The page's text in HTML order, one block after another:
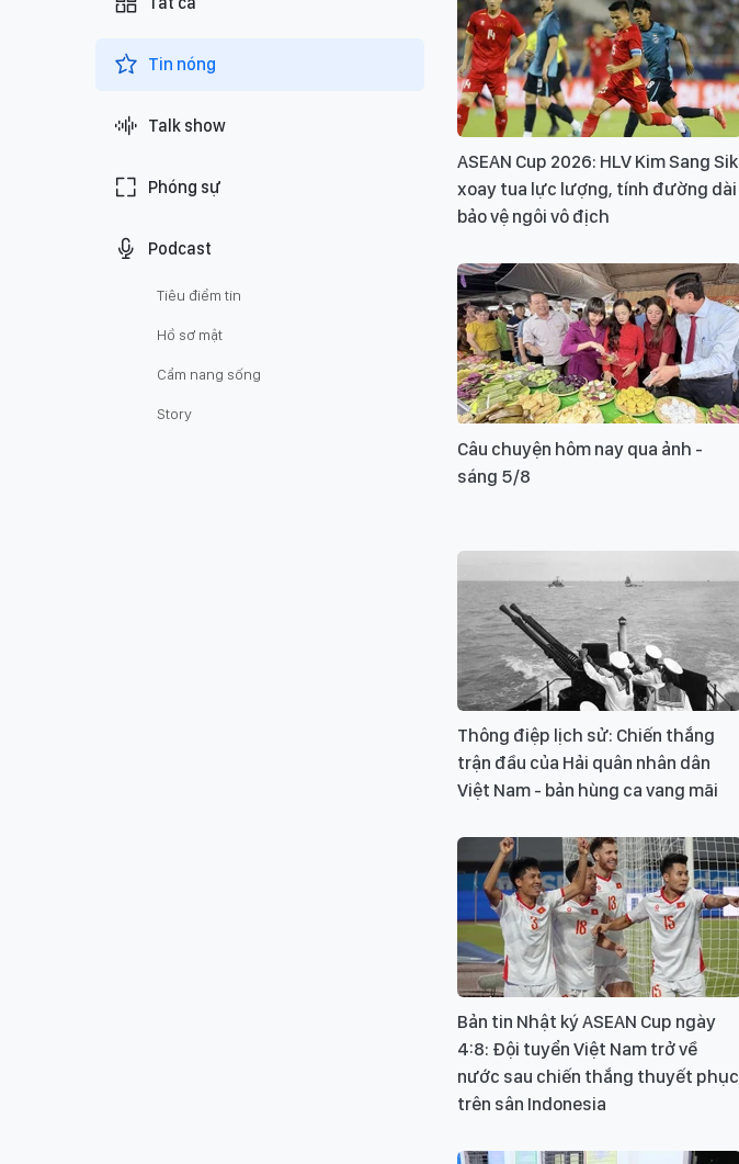
Tin nóng
Talk show
Phóng sự
Podcast
Tiêu điểm tin
Hồ sơ mật
Cẩm nang sống
Story
ASEAN Cup 2026: HLV Kim Sang Sik
xoay tua lực lượng, tính đường dài
bảo vệ ngôi vô địch
Câu chuyện hôm nay qua ảnh -
sáng 5/8
Thông điệp lịch sử: Chiến thắng
trận đầu của Hải quân nhân dân
Việt Nam - bản hùng ca vang mãi
Bản tin Nhật ký ASEAN Cup ngày
4:8: Đội tuyển Việt Nam trở về
nước sau chiến thắng thuyết phục
trên sân Indonesia